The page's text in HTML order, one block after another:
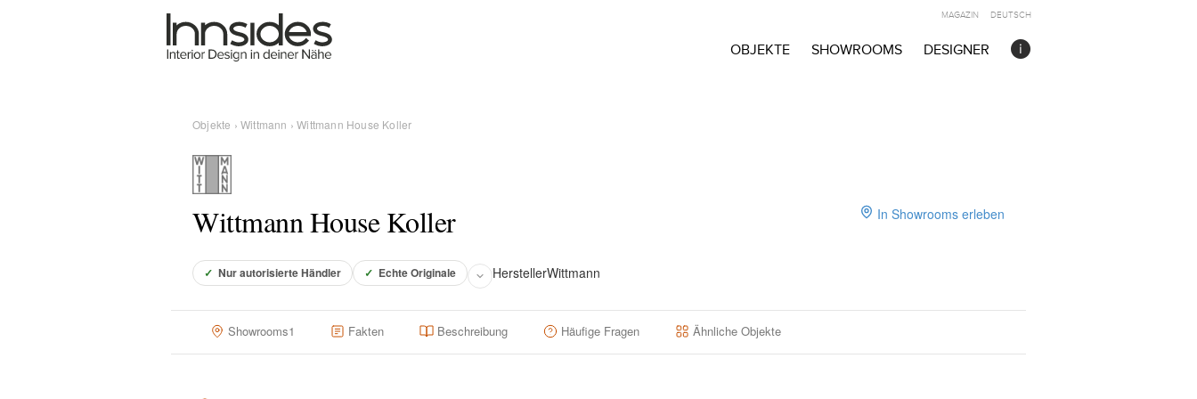
OBJEKTE SHOWROOMS DESIGNER
MAGAZIN DEUTSCH
Objekte ›Wittmann › Wittmann House Koller
Wittmann House Koller In Showrooms erleben
✓ Nur autorisierte Händler ✓ Echte Originale HerstellerWittmann
Showrooms1 Fakten Beschreibung Häufige Fragen Ähnliche Objekte